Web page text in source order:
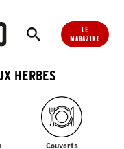
LE
MAGAZINE
HERBES
Couverts